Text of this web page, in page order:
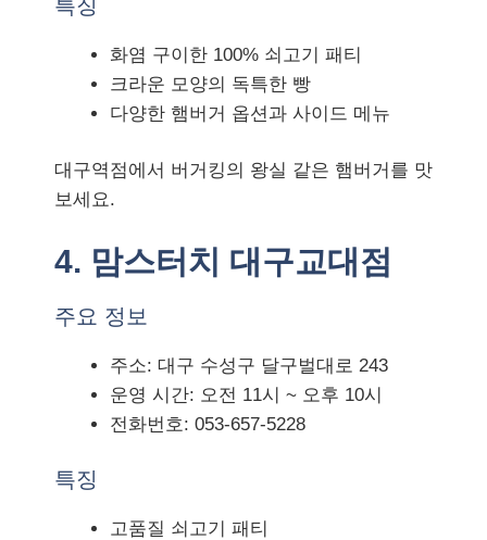
특징
화염 구이한 100% 쇠고기 패티
크라운 모양의 독특한 빵
다양한 햄버거 옵션과 사이드 메뉴
대구역점에서 버거킹의 왕실 같은 햄버거를 맛
보세요.
4. 맘스터치 대구교대점
주요 정보
주소: 대구 수성구 달구벌대로 243
운영 시간: 오전 11시 ~ 오후 10시
전화번호: 053-657-5228
특징
고품질 쇠고기 패티